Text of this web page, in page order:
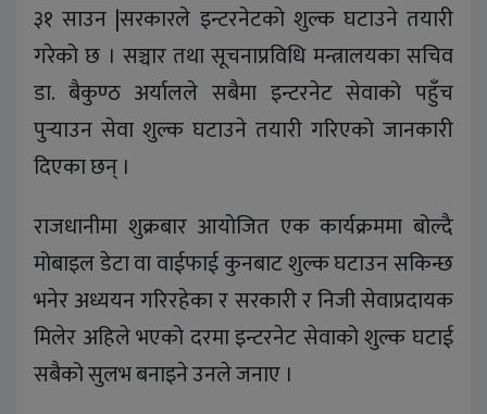
३१ साउन |सरकारले इन्टरनेटको शुल्क घटाउने तयारी
गरेको छ । सञ्चार तथा सूचनाप्रविधि मन्त्रालयका सचिव
डा. बैकुण्ठ अर्यालले सबैमा इन्टरनेट सेवाको पहुँच
पुर्‍याउन सेवा शुल्क घटाउने तयारी गरिएको जानकारी
दिएका छन् ।
राजधानीमा शुक्रबार आयोजित एक कार्यक्रममा बोल्दै
मोबाइल डेटा वा वाईफाई कुनबाट शुल्क घटाउन सकिन्छ
भनेर अध्ययन गरिरहेका र सरकारी र निजी सेवाप्रदायक
मिलेर अहिले भएको दरमा इन्टरनेट सेवाको शुल्क घटाई
सबैको सुलभ बनाइने उनले जनाए ।